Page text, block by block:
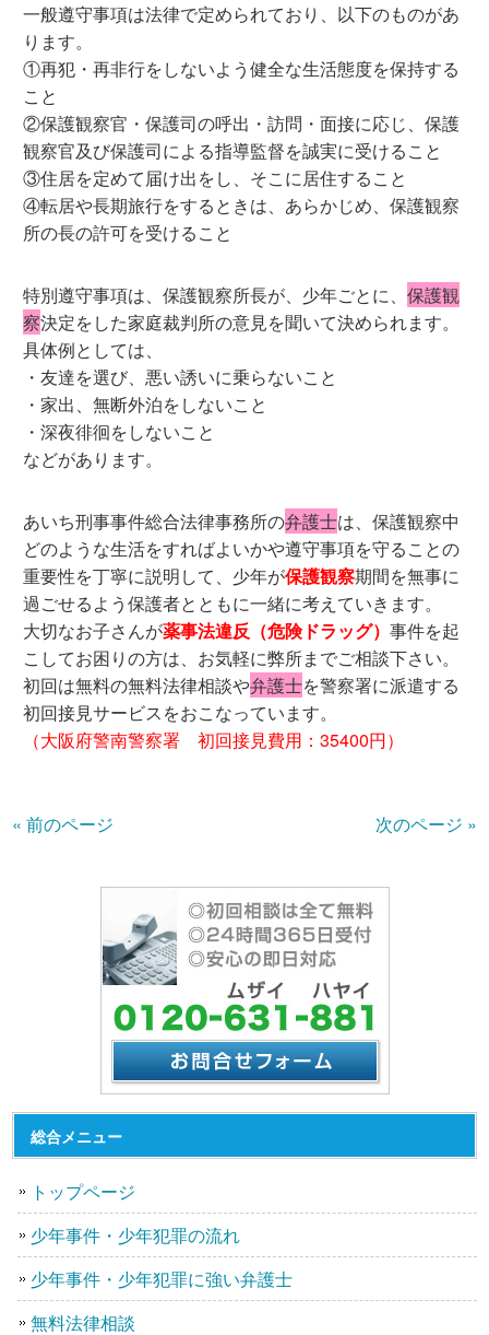
一般遵守事項は法律で定められており、以下のものがあ
ります。
①再犯・再非行をしないよう健全な生活態度を保持する
こと
②保護観察官・保護司の呼出・訪問・面接に応じ、保護
観察官及び保護司による指導監督を誠実に受けること
③住居を定めて届け出をし、そこに居住すること
④転居や長期旅行をするときは、あらかじめ、保護観察
所の長の許可を受けること
特別遵守事項は、保護観察所長が、少年ごとに、保護観
察決定をした家庭裁判所の意見を聞いて決められます。
具体例としては、
・友達を選び、悪い誘いに乗らないこと
・家出、無断外泊をしないこと
・深夜徘徊をしないこと
などがあります。
あいち刑事事件総合法律事務所の弁護士は、保護観察中
どのような生活をすればよいかや遵守事項を守ることの
重要性を丁寧に説明して、少年が保護観察期間を無事に
過ごせるよう保護者とともに一緒に考えていきます。
大切なお子さんが薬事法違反（危険ドラッグ）事件を起
こしてお困りの方は、お気軽に弊所までご相談下さい。
初回は無料の無料法律相談や弁護士を警察署に派遣する
初回接見サービスをおこなっています。
（大阪府警南警察署 初回接見費用：35400円）
« 前のページ 次のページ »
総合メニュー
トップページ
少年事件・少年犯罪の流れ
少年事件・少年犯罪に強い弁護士
無料法律相談